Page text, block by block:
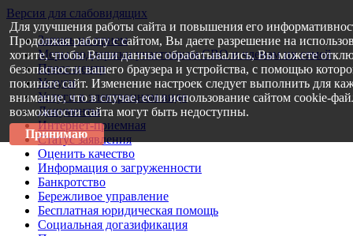
Версия для слабовидящих
Запись на прием
Меры поддержки участникам СВО и членам их семей
Пресс-центр
Услуги
Услуги в электронном виде
Документы
Интернет-приемная
Статус заявления
Оценить качество
Информация о загруженности
Банкротство
Бережливое управление
Бесплатная юридическая помощь
Социальная догазификация
Для улучшения работы сайта и повышения его
Продолжая работу с сайтом, Вы даете разрешение на
хотите, чтобы Ваши данные обрабатывались, Вы можете
безопасности вашего браузера и устройства, с помощью
покиньте сайт. Изменение настроек следует выполнить для
внимание, что в случае, если использование сайтом cookie-
возможности сайта могут быть недоступны.
Принимаю